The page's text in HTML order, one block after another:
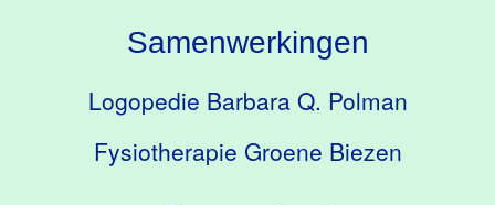
Samenwerkingen
Logopedie Barbara Q. Polman
Fysiotherapie Groene Biezen